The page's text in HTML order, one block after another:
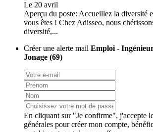
Le 20 avril
Aperçu du poste: Accueillez la diversité
vous êtes ! Chez Adisseo, nous
diversité,...
Créer une alerte mail Emploi -
Jonage (69)
En cliquant sur "Je confirme", j'accepte
générales pour créer mon compte,